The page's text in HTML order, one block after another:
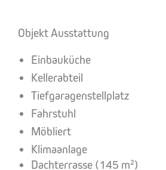
Objekt Ausstattung
Einbauküche
Kellerabteil
Tiefgaragenstellplatz
Fahrstuhl
Möbliert
Klimaanlage
Dachterrasse (145 m²)